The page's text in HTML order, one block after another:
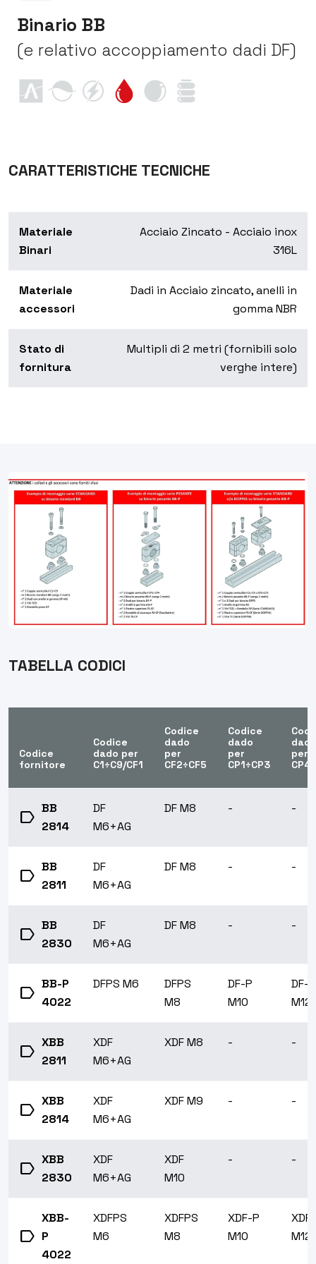
Binario BB
(e relativo accoppiamento dadi DF)
CARATTERISTICHE TECNICHE
Materiale
Binari
Acciaio Zincato - Acciaio inox
316L
Materiale
accessori
Dadi in Acciaio zincato, anelli in
gomma NBR
Stato di
fornitura
Multipli di 2 metri (fornibili solo
verghe intere)
TABELLA CODICI
Codice
fornitore
Codice
dado per
C1÷C9/CF1
Codice
dado
per
CF2÷CF5
Codice
dado
per
CP1÷CP3
dado
per
CP4
label BB
2814
DF
M6+AG
DF M8 - -
label BB
2811
DF
M6+AG
DF M8 - -
label BB
2830
DF
M6+AG
DF M8 - -
label BB-P
4022
DFPS M6
DFPS
M8
DF-P
M10
DF-P
M12
label XBB
2811
XDF
M6+AG
XDF M8 - -
label XBB
2814
XDF
M6+AG
XDF M9 - -
label XBB
2830
XDF
M6+AG
XDF
M10
- -
label
XBB-
P
4022
XDFPS
M6
XDFPS
M8
XDF-P
M10
M12